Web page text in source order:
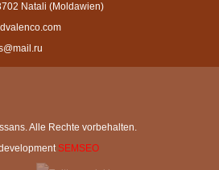
Natali (Moldawien)
Alle Rechte vorbehalten.
SEMSEO